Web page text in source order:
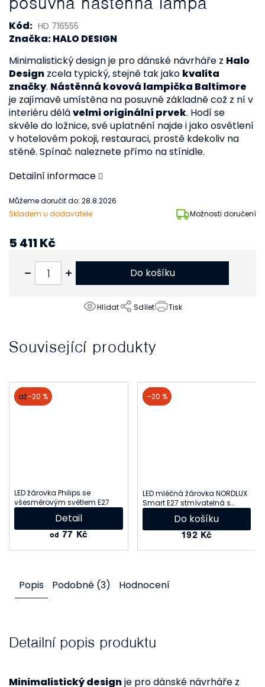
Kód: HD 716555
Značka: HALO DESIGN
Skladem u dodavatele Možnosti doručení
Můžeme doručit do: 28.8.2026
Minimalistický design je pro dánské návrháře z Halo
Design zcela typický, stejně tak jako kvalita
značky. Nástěnná kovová lampička Baltimore
je zajímavě umístěna na posuvné základně což z ní v
interiéru dělávelmi originální prvek. Hodí se
skvěle do ložnice, své uplatnění najde i jako osvětlení
v hotelovém pokoji, restauraci, prostě kdekoliv na
stěně. Spínač naleznete přímo na stínidle.
Detailní informace
Tisk
Hlídat Sdílet
5 411 Kč
Do košíku
Související produkty
akce
až–20 %
LED žárovka Philips se
všesměrovým světlem E27
od 77 Kč
Detail
akce
–20 %
LED mléčná žárovka NORDLUX
Smart E27 stmívatelná s
ovládáním přes Bluetooth
2070092701
192 Kč
Do košíku
Popis Podobné (3) Hodnocení
Detailní popis produktu
Minimalistický designje pro dánské návrháře z